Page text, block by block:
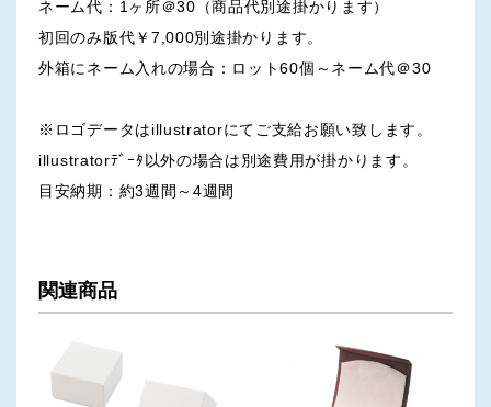
ネーム代：1ヶ所＠30（商品代別途掛かります）
初回のみ版代￥7,000別途掛かります。
外箱にネーム入れの場合：ロット60個～ネーム代＠30
※ロゴデータはillustratorにてご支給お願い致します。
illustratorﾃﾞｰﾀ以外の場合は別途費用が掛かります。
目安納期：約3週間～4週間
関連商品